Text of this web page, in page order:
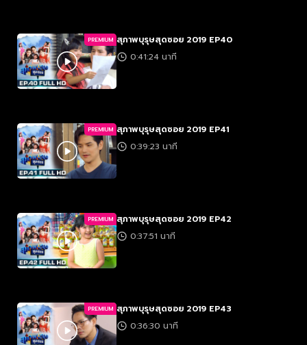
PREMIUM สุภาพบุรุษสุดซอย 2019 EP40
0:41:24 นาที
PREMIUM สุภาพบุรุษสุดซอย 2019 EP41
0:39:23 นาที
PREMIUM สุภาพบุรุษสุดซอย 2019 EP42
0:37:51 นาที
PREMIUM สุภาพบุรุษสุดซอย 2019 EP43
0:36:30 นาที